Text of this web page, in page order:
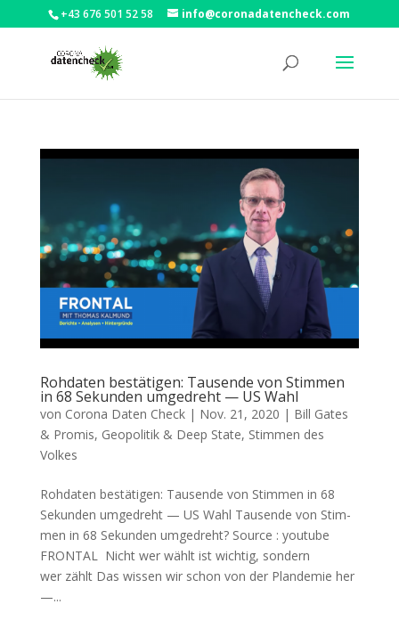
+43 676 501 52 58 info@coronadatencheck.com
Rohdaten bestätigen: Tausende von Stimmen
in 68 Sekunden umgedreht — US Wahl
von Corona Daten Check| Nov. 21, 2020 | Bill Gates
& Promis, Geopolitik & Deep State, Stimmen des
Volkes
Rohdaten bestätigen: Tausende von Stimmen in 68
Sekunden umgedreht — US Wahl Tau­sen­de von Stim­
men in 68 Sekun­den umgedreht? Source : you­tube
FRONTAL Nicht wer wählt ist wich­tig, son­dern
wer zählt Das wis­sen wir schon von der Plan­de­mie her
—...